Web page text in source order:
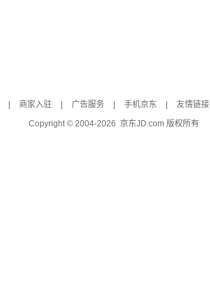
商家入驻 广告服务 手机京东 友情链接
Copyright © 2004-2026 京东JD.com 版权所有